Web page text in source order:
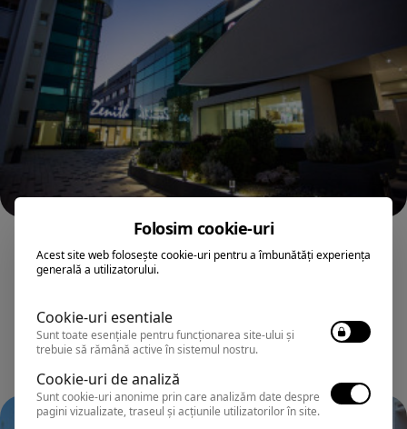
MAMAIA
Hotel ZENITH CONFERENCE&SPA ALL
Folosim cookie-uri
Acest site web folosește cookie-uri pentru a îmbunătăți experiența
generală a utilizatorului.
Cookie-uri esentiale
Sunt toate esențiale pentru funcționarea site-ului și
trebuie să rămână active în sistemul nostru.
Cookie-uri de analiză
Sunt cookie-uri anonime prin care analizăm date despre
pagini vizualizate, traseul și acțiunile utilizatorilor în site.